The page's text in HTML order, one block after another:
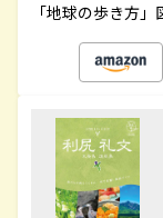
「地球の歩き方